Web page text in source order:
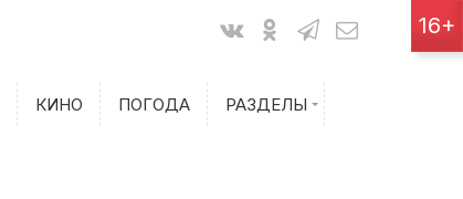
КИНО ПОГОДА РАЗДЕЛЫ
Показания счетчиков
Билеты на поезд
16+